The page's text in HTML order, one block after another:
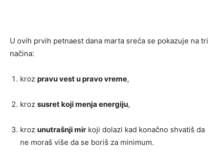
U ovih prvih petnaest dana marta sreća se pokazuje na tri
načina:
kroz pravu vest u pravo vreme,
kroz susret koji menja energiju,
kroz unutrašnji mir koji dolazi kad konačno shvatiš da
ne moraš više da se boriš za minimum.